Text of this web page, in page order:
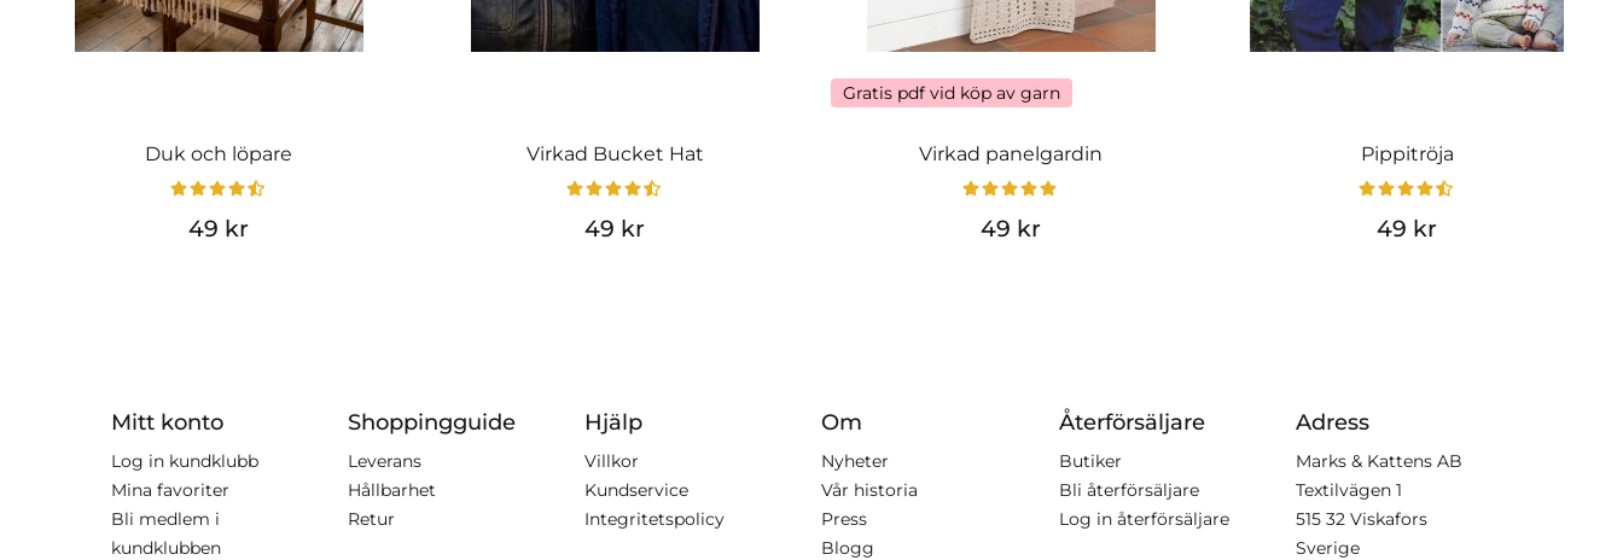
Duk och löpare
49 kr
Virkad Bucket Hat
49 kr
Gratis pdf vid köp av garn
Virkad panelgardin
49 kr
Pippitröja
49 kr
Mitt konto
Log in kundklubb
Mina favoriter
Bli medlem i
kundklubben
Shoppingguide
Leverans
Hållbarhet
Retur
Hjälp
Villkor
Kundservice
Integritetspolicy
Om
Nyheter
Vår historia
Press
Blogg
Återförsäljare
Butiker
Bli återförsäljare
Log in återförsäljare
Adress
Marks & Kattens AB
Textilvägen 1
515 32 Viskafors
Sverige